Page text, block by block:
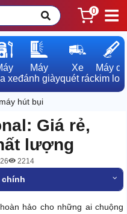
0
xe
Máy
đánh giày
Xe
quét rác
Máy dò
kim loại
hút bụi
Giá rẻ,
lượng
2214
chính
hảo cho những ai chuộng